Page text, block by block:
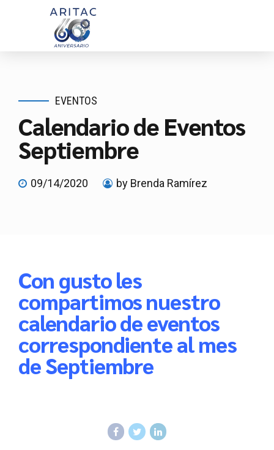
EVENTOS
Calendario de Eventos
Septiembre
09/14/2020 by Brenda Ramírez
Con gusto les
compartimos nuestro
calendario de eventos
correspondiente al mes
de Septiembre